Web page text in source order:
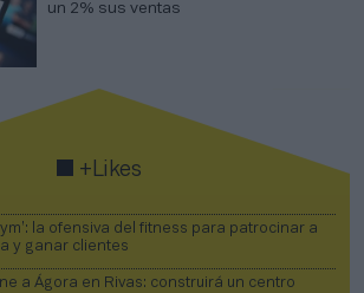
un 2% sus ventas
+Likes
la ofensiva del fitness para patrocinar a
y ganar clientes
a Ágora en Rivas: construirá un centro